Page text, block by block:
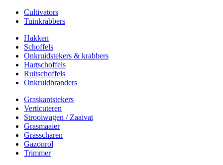
Cultivators
Tuinkrabbers
Hakken
Schoffels
Onkruidstekers & krabbers
Hartschoffels
Ruitschoffels
Onkruidbranders
Graskantstekers
Verticuteren
Strooiwagen / Zaaivat
Grasmaaier
Grasscharen
Gazonrol
Trimmer